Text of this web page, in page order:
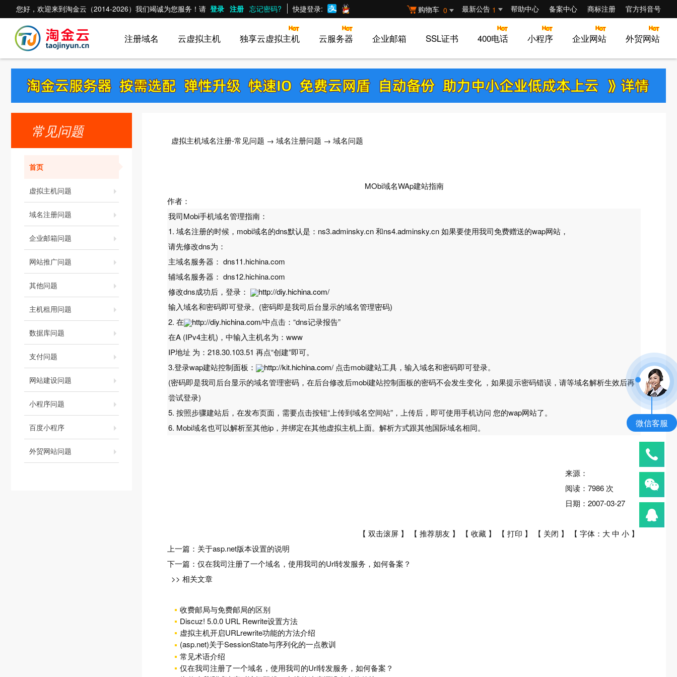
购物车 0 最新公告 1 帮助中心 备案中心 商标注册 官方抖音号
您好，欢迎来到淘金云（2014-2026）我们竭诚为您服务！请 登录 注册 忘记密码? 快捷登录:
外贸网站
企业网站
小程序
400电话
SSL证书
企业邮箱
云服务器
独享云虚拟主机
云虚拟主机
注册域名
首页
常见问题
首页
虚拟主机问题
域名注册问题
企业邮箱问题
网站推广问题
其他问题
主机租用问题
数据库问题
支付问题
网站建设问题
小程序问题
百度小程序
外贸网站问题
虚拟主机域名注册-常见问题 → 域名注册问题 → 域名问题
MObi域名WAp建站指南
作者：
我司Mobi手机域名管理指南：
1. 域名注册的时候，mobi域名的dns默认是：ns3.adminsky.cn 和ns4.adminsky.cn 如果要使用我司免费赠送的wap网站，
请先修改dns为：
主域名服务器： dns11.hichina.com
辅域名服务器： dns12.hichina.com
修改dns成功后，登录：
http://diy.hichina.com/
输入域名和密码即可登录。(密码即是我司后台显示的域名管理密码)
2. 在
http://diy.hichina.com/中点击：“dns记录报告”
在A (IPv4主机)，中输入主机名为：www
IP地址 为：218.30.103.51 再点“创建”即可。
3.登录wap建站控制面板：
http://kit.hichina.com/点击mobi建站工具，输入域名和密码即可登录。
(密码即是我司后台显示的域名管理密码，在后台修改后mobi建站控制面板的密码不会发生变化 ，如果提示密码错误，请等域名解析生效后再
尝试登录)
5. 按照步骤建站后，在发布页面，需要点击按钮“上传到域名空间站”，上传后，即可使用手机访问 您的wap网站了。
6. Mobi域名也可以解析至其他ip，并绑定在其他虚拟主机上面。解析方式跟其他国际域名相同。
来源：
阅读： 7986 次
日期： 2007-03-27
【 双击滚屏 】 【 推荐朋友 】 【 收藏 】 【 打印 】 【 关闭 】 【 字体： 大中 小 】
上一篇： 关于asp.net版本设置的说明
下一篇： 仅在我司注册了一个域名，使用我司的Url转发服务，如何备案？
>> 相关文章
收费邮局与免费邮局的区别
Discuz! 5.0.0 URL Rewrite设置方法
虚拟主机开启URLrewrite功能的方法介绍
(asp.net)关于SessionState与序列化的一点教训
常见术语介绍
仅在我司注册了一个域名，使用我司的Url转发服务，如何备案？
微信客服